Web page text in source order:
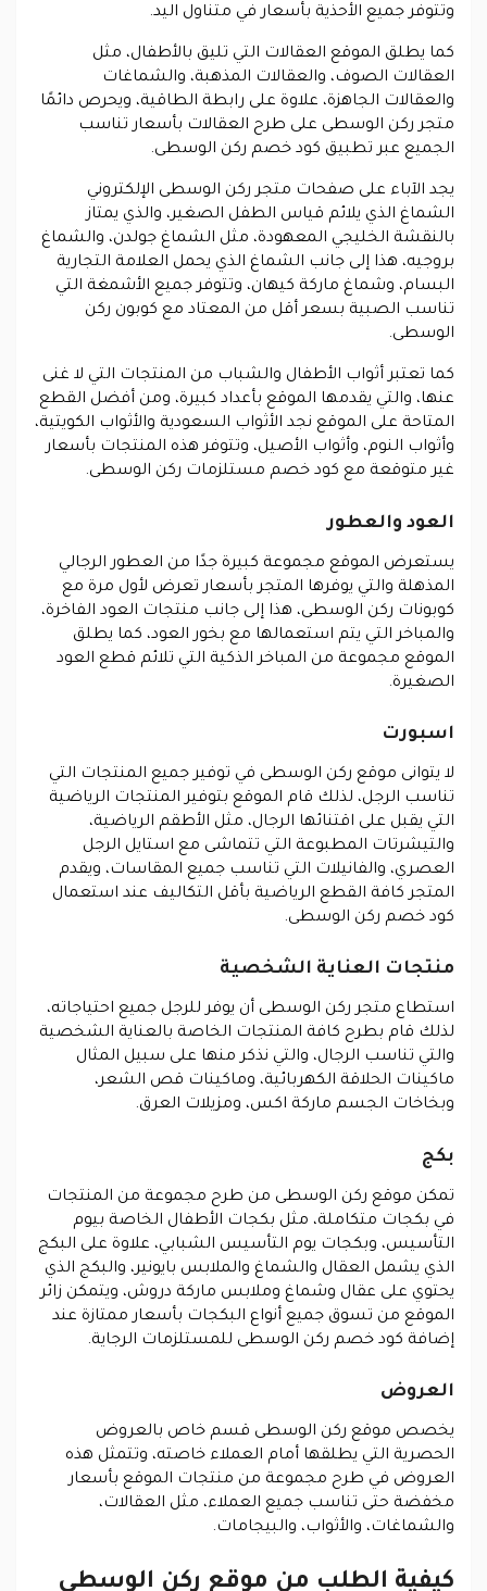
وتتوفر جميع الأحذية بأسعار في متناول اليد.
كما يطلق الموقع العقالات التي تليق بالأطفال، مثل
العقالات الصوف، والعقالات المذهبة، والشماغات
والعقالات الجاهزة، علاوة على رابطة الطاقية، ويحرص دائمًا
متجر ركن الوسطى على طرح العقالات بأسعار تناسب
الجميع عبر تطبيق كود خصم ركن الوسطى.
يجد الآباء على صفحات متجر ركن الوسطى الإلكتروني
الشماغ الذي يلائم قياس الطفل الصغير، والذي يمتاز
بالنقشة الخليجي المعهودة، مثل الشماغ جولدن، والشماغ
بروجيه، هذا إلى جانب الشماغ الذي يحمل العلامة التجارية
البسام، وشماغ ماركة كيهان، وتتوفر جميع الأشمغة التي
تناسب الصبية بسعر أقل من المعتاد مع كوبون ركن
الوسطى.
كما تعتبر أثواب الأطفال والشباب من المنتجات التي لا غنى
عنها، والتي يقدمها الموقع بأعداد كبيرة، ومن أفضل القطع
المتاحة على الموقع نجد الأثواب السعودية والأثواب الكويتية،
وأثواب النوم، وأثواب الأصيل، وتتوفر هذه المنتجات بأسعار
غير متوقعة مع كود خصم مستلزمات ركن الوسطى.
العود والعطور
يستعرض الموقع مجموعة كبيرة جدًا من العطور الرجالي
المذهلة والتي يوفرها المتجر بأسعار تعرض لأول مرة مع
كوبونات ركن الوسطى، هذا إلى جانب منتجات العود الفاخرة،
والمباخر التي يتم استعمالها مع بخور العود، كما يطلق
الموقع مجموعة من المباخر الذكية التي تلائم قطع العود
الصغيرة.
اسبورت
لا يتوانى موقع ركن الوسطى في توفير جميع المنتجات التي
تناسب الرجل، لذلك قام الموقع بتوفير المنتجات الرياضية
التي يقبل على اقتنائها الرجال، مثل الأطقم الرياضية،
والتيشرتات المطبوعة التي تتماشى مع استايل الرجل
العصري، والفانيلات التي تناسب جميع المقاسات، ويقدم
المتجر كافة القطع الرياضية بأقل التكاليف عند استعمال
كود خصم ركن الوسطى.
منتجات العناية الشخصية
استطاع متجر ركن الوسطى أن يوفر للرجل جميع احتياجاته،
لذلك قام بطرح كافة المنتجات الخاصة بالعناية الشخصية
والتي تناسب الرجال، والتي نذكر منها على سبيل المثال
ماكينات الحلاقة الكهربائية، وماكينات قص الشعر،
وبخاخات الجسم ماركة اكس، ومزيلات العرق.
بكج
تمكن موقع ركن الوسطى من طرح مجموعة من المنتجات
في بكجات متكاملة، مثل بكجات الأطفال الخاصة بيوم
التأسيس، وبكجات يوم التأسيس الشبابي، علاوة على البكج
الذي يشمل العقال والشماغ والملابس بايونير، والبكج الذي
يحتوي على عقال وشماغ وملابس ماركة دروش، ويتمكن زائر
الموقع من تسوق جميع أنواع البكجات بأسعار ممتازة عند
إضافة كود خصم ركن الوسطى للمستلزمات الرجاية.
العروض
يخصص موقع ركن الوسطى قسم خاص بالعروض
الحصرية التي يطلقها أمام العملاء خاصته، وتتمثل هذه
العروض في طرح مجموعة من منتجات الموقع بأسعار
مخفضة حتى تناسب جميع العملاء، مثل العقالات،
والشماغات، والأثواب، والبيجامات.
كيفية الطلب من موقع ركن الوسطى